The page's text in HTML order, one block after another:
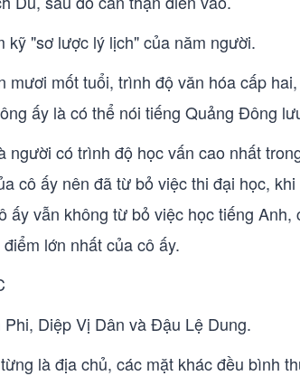
"sơ lược lý lịch" của năm người.
mốt tuổi, trình độ văn hóa cấp
ấy là có thể nói tiếng Quảng Đông
có trình độ học vấn cao nhất
cô ấy nên đã từ bỏ việc thi đại học,
vẫn không từ bỏ việc học tiếng Anh,
lớn nhất của cô ấy.
Diệp Vị Dân và Đậu Lệ Dung.
là địa chủ, các mặt khác đều bình